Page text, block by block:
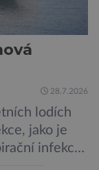
28.7.2026
lodích
jako je
infekce,